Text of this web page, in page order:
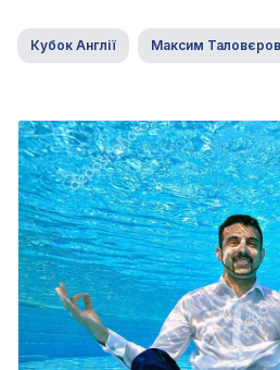
Кубок Англії Максим Таловєров